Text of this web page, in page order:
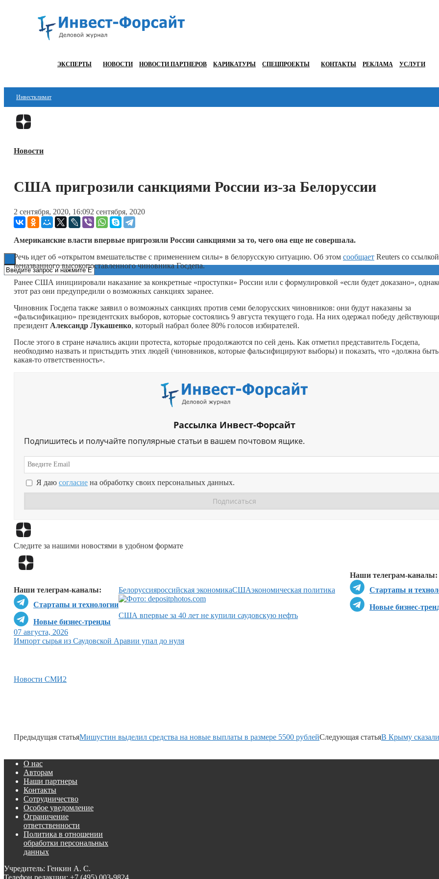
ЭКСПЕРТЫ НОВОСТИ НОВОСТИ ПАРТНЕРОВ КАРИКАТУРЫ СПЕЦПРОЕКТЫ КОНТАКТЫ РЕКЛАМА УСЛУГИ
Инвестклимат
Финансы
Блокчейн
ESG
Новости
США пригрозили санкциями России из-за Белоруссии
2 сентября, 2020, 16:092 сентября, 2020
Американские власти впервые пригрозили России санкциями за то, чего она еще не совершала.
Речь идет об «открытом вмешательстве с применением силы» в белорусскую ситуацию. Об этом сообщает Reuters со
неназванного высокопоставленного чиновника Госдепа.
Ранее США инициировали наказание за конкретные «проступки» России или с формулировкой «если будет доказано»,
этот раз они предупредили о возможных санкциях заранее.
Чиновник Госдепа также заявил о возможных санкциях против семи белорусских чиновников: они будут наказаны за
«фальсификацию» президентских выборов, которые состоялись 9 августа текущего года. На них одержал победу
президент Александр Лукашенко, который набрал более 80% голосов избирателей.
После этого в стране начались акции протеста, которые продолжаются по сей день. Как отметил представитель Госдепа,
необходимо назвать и пристыдить этих людей (чиновников, которые фальсифицируют выборы) и показать, что «должна быть
какая-то ответственность».
Рассылка Инвест-Форсайт
Подпишитесь и получайте популярные статьи в вашем почтовом ящике.
Я даю согласие на обработку своих персональных данных.
Следите за нашими новостями в удобном формате
Наши телеграм-каналы:
Стартапы и
Новые бизнес-
Наши телеграм-каналы:
Стартапы и технологии
Новые бизнес-тренды
Белоруссияроссийская экономикаСШАэкономическая политика
США впервые за 40 лет не купили саудовскую нефть
07 августа, 2026
Импорт сырья из Саудовской Аравии упал до нуля
Новости СМИ2
Предыдущая статьяМишустин выделил средства на новые выплаты в размере 5500 рублейСледующая статьяВ Крыму
О нас
Авторам
Наши партнеры
Контакты
Сотрудничество
Особое уведомление
Ограничение
ответственности
Политика в отношении
обработки персональных
данных
Учредитель: Генкин А. С.